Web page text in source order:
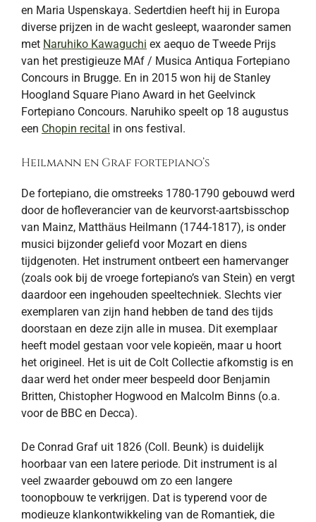
en Maria Uspenskaya. Sedertdien heeft hij in Europa
diverse prijzen in de wacht gesleept, waaronder samen
met Naruhiko Kawaguchi ex aequo de Tweede Prijs
van het prestigieuze MAf / Musica Antiqua Fortepiano
Concours in Brugge. En in 2015 won hij de Stanley
Hoogland Square Piano Award in het Geelvinck
Fortepiano Concours. Naruhiko speelt op 18 augustus
een Chopin recital in ons festival.
Heilmann en Graf fortepiano’s
De fortepiano, die omstreeks 1780-1790 gebouwd werd
door de hofleverancier van de keurvorst-aartsbisschop
van Mainz, Matthäus Heilmann (1744-1817), is onder
musici bijzonder geliefd voor Mozart en diens
tijdgenoten. Het instrument ontbeert een hamervanger
(zoals ook bij de vroege fortepiano’s van Stein) en vergt
daardoor een ingehouden speeltechniek. Slechts vier
exemplaren van zijn hand hebben de tand des tijds
doorstaan en deze zijn alle in musea. Dit exemplaar
heeft model gestaan voor vele kopieën, maar u hoort
het origineel. Het is uit de Colt Collectie afkomstig is en
daar werd het onder meer bespeeld door Benjamin
Britten, Chistopher Hogwood en Malcolm Binns (o.a.
voor de BBC en Decca).
De Conrad Graf uit 1826 (Coll. Beunk) is duidelijk
hoorbaar van een latere periode. Dit instrument is al
veel zwaarder gebouwd om zo een langere
toonopbouw te verkrijgen. Dat is typerend voor de
modieuze klankontwikkeling van de Romantiek, die